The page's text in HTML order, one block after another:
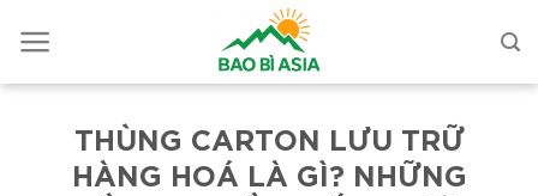
THÙNG CARTON LƯU TRỮ
HÀNG HOÁ LÀ GÌ? NHỮNG